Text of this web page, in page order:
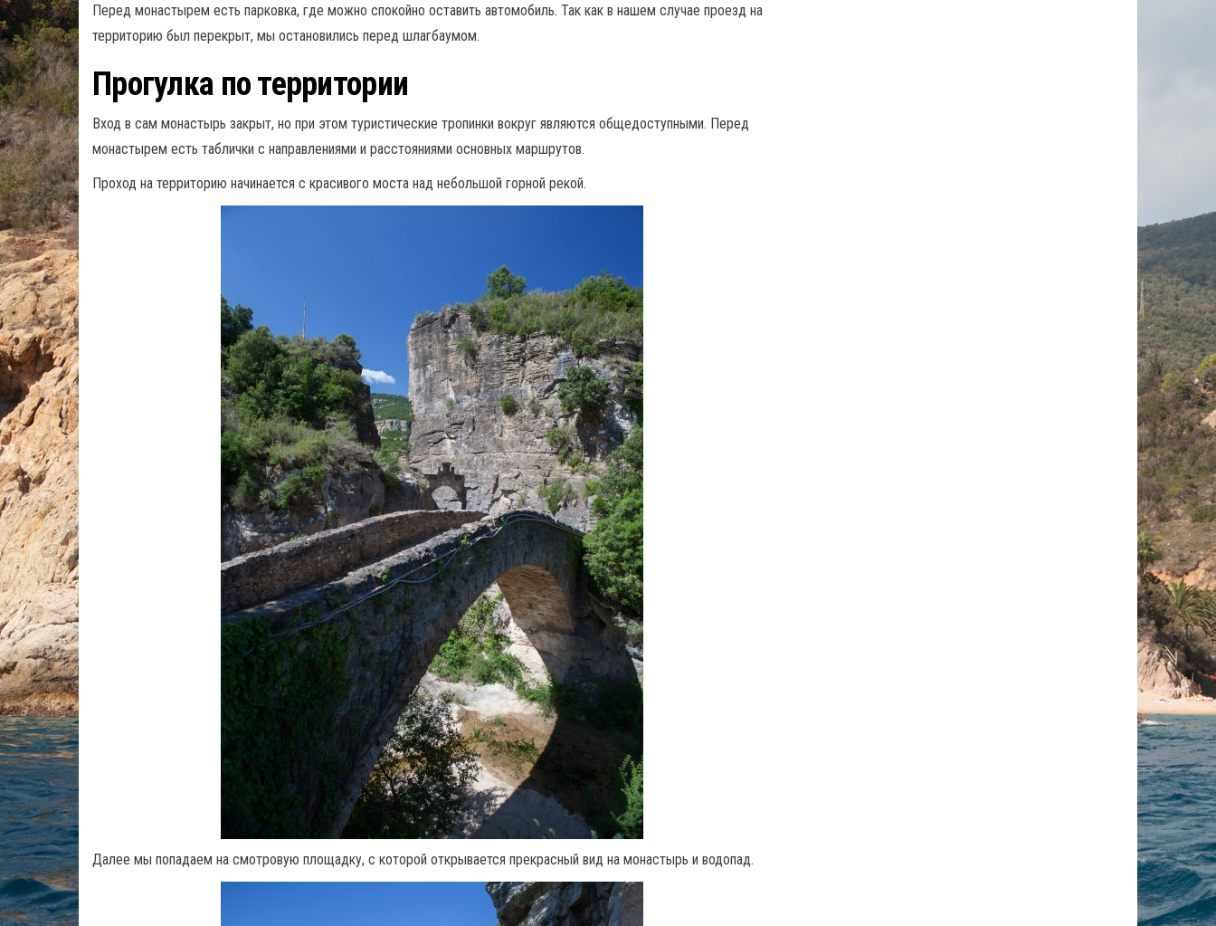
Перед монастырем есть парковка, где можно спокойно оставить автомобиль. Так как в нашем случае проезд на
территорию был перекрыт, мы остановились перед шлагбаумом.
Прогулка по территории
Вход в сам монастырь закрыт, но при этом туристические тропинки вокруг являются общедоступными. Перед
монастырем есть таблички с направлениями и расстояниями основных маршрутов.
Проход на территорию начинается с красивого моста над небольшой горной рекой.
Далее мы попадаем на смотровую площадку, с которой открывается прекрасный вид на монастырь и водопад.